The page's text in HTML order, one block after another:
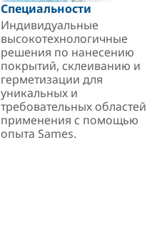
Специальности
Индивидуальные
высокотехнологичные
решения по нанесению
покрытий, склеиванию и
герметизации для
уникальных и
требовательных областей
применения с помощью
опыта Sames.